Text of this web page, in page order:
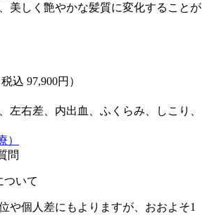
美しく艶やかな髪質に変化することが
税込 97,900円）
左右差、内出血、ふくらみ、しこり、
）
問
ついて
や個人差にもよりますが、おおよそ1